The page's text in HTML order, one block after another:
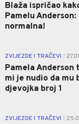
Blaža ispričao
Pamelu
normalna!
ZVIJEZDE I TRAČEVI
Pamela Anderson
mi je nudio da mu
djevojka broj 1
ZVIJEZDE I TRAČEVI